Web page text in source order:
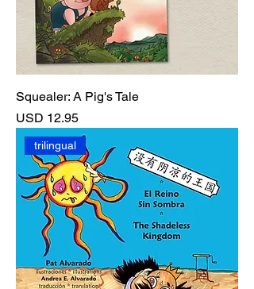
Squealer: A Pig's Tale
Precio
USD 12.95
trilingual